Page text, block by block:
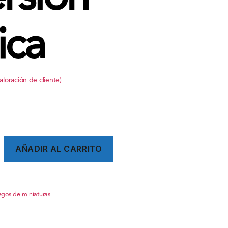
de cliente)
AÑADIR AL CARRITO
de miniaturas